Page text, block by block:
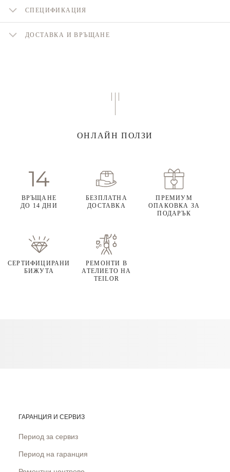
СПЕЦИФИКАЦИЯ
ДОСТАВКА И ВРЪЩАНЕ
ОНЛАЙН ПОЛЗИ
ВРЪЩАНЕ
ДО 14 ДНИ
БЕЗПЛАТНА
ДОСТАВКА
ПРЕМИУМ
ОПАКОВКА ЗА
ПОДАРЪК
СЕРТИФИЦИРАНИ
БИЖУТА
РЕМОНТИ В
АТЕЛИЕТО НА
TEILOR
ГАРАНЦИЯ И СЕРВИЗ
Период за сервиз
Период на гаранция